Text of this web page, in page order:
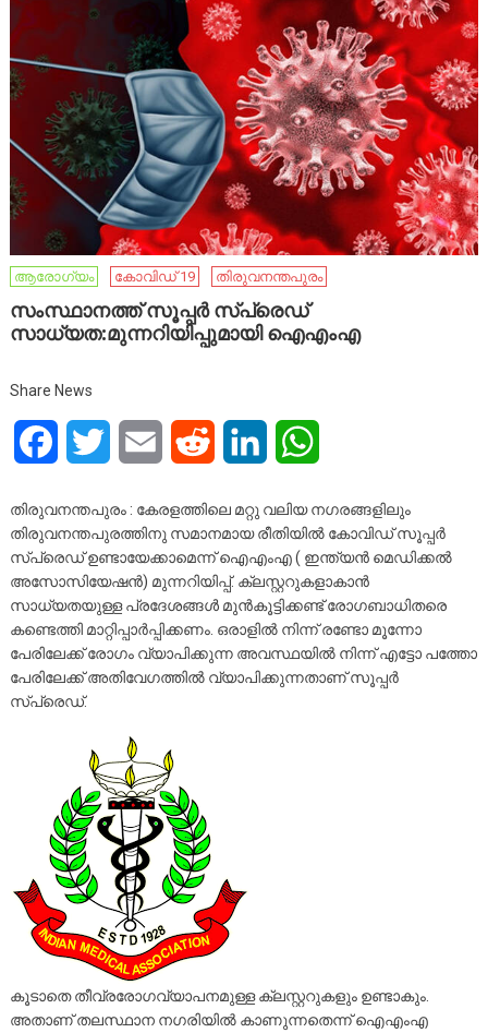
ആരോഗ്യം കോവിഡ് 19 തിരുവനന്തപുരം
സംസ്ഥാനത്ത് സൂപ്പര്‍ സ്‌പ്രെഡ്
സാധ്യത:മുന്നറിയിപ്പുമായി ഐഎംഎ
Share News
FacebookTwitter Email Reddit LinkedIn
തിരുവനന്തപുരം : കേരളത്തിലെ മറ്റു വലിയ നഗരങ്ങളിലും
തിരുവനന്തപുരത്തിനു സമാനമായ രീതിയിൽ കോവിഡ് സൂപ്പര്‍
സ്‌പ്രെഡ് ഉണ്ടായേക്കാമെന്ന് ഐഎംഎ ( ഇന്ത്യന്‍ മെഡിക്കല്‍
അസോസിയേഷന്‍) മുന്നറിയിപ്പ്. ക്ലസ്റ്ററുകളാകാന്‍
സാധ്യതയുള്ള പ്രദേശങ്ങള്‍ മുന്‍കൂട്ടിക്കണ്ട് രോഗബാധിതരെ
കണ്ടെത്തി മാറ്റിപ്പാര്‍പ്പിക്കണം. ഒരാളില്‍ നിന്ന് രണ്ടോ മൂന്നോ
പേരിലേക്ക് രോഗം വ്യാപിക്കുന്ന അവസ്ഥയില്‍ നിന്ന് എട്ടോ പത്തോ
പേരിലേക്ക് അതിവേഗത്തില്‍ വ്യാപിക്കുന്നതാണ് സൂപ്പര്‍
സ്‌പ്രെഡ്.
കൂടാതെ തീവ്രരോഗവ്യാപനമുള്ള ക്ലസ്റ്ററുകളും ഉണ്ടാകും.
അതാണ് തലസ്ഥാന നഗരിയില്‍ കാണുന്നതെന്ന് ഐഎംഎ